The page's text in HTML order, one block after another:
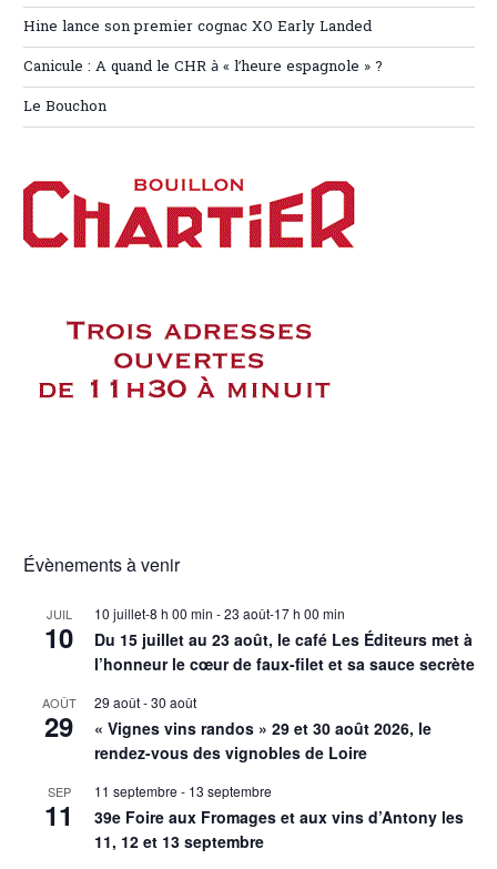
Hine lance son premier cognac XO Early Landed
Canicule : A quand le CHR à « l’heure espagnole » ?
Le Bouchon
Évènements à venir
JUIL
10
10 juillet-8 h 00 min -23 août-17 h 00 min
Du 15 juillet au 23 août, le café Les Éditeurs met à
l’honneur le cœur de faux-filet et sa sauce secrète
AOÛT
29
29 août-30 août
« Vignes vins randos » 29 et 30 août 2026, le
rendez-vous des vignobles de Loire
SEP
11
11 septembre - 13 septembre
39e Foire aux Fromages et aux vins d’Antony les
11, 12 et 13 septembre